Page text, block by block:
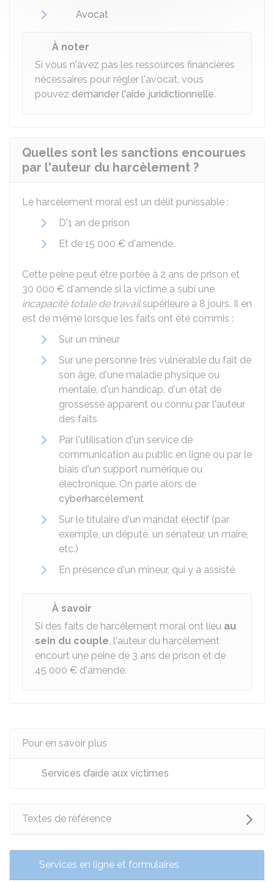
Avocat
À noter
Si vous n'avez pas les ressources financières
nécessaires pour régler l'avocat, vous
pouvez demander l'aide juridictionnelle.
Quelles sont les sanctions encourues
par l'auteur du harcèlement ?
Le harcèlement moral est un délit punissable :
D'1 an de prison
Et de 15 000 € d'amende.
Cette peine peut être portée à 2 ans de prison et
30 000 € d'amende si la victime a subi une
incapacité totale de travailsupérieure à 8 jours. Il en
est de même lorsque les faits ont été commis :
Sur un mineur
Sur une personne très vulnérable du fait de
son âge, d'une maladie physique ou
mentale, d'un handicap, d'un état de
grossesse apparent ou connu par l'auteur
des faits
Par l'utilisation d'un service de
communication au public en ligne ou par le
biais d'un support numérique ou
électronique. On parle alors de
cyberharcèlement
Sur le titulaire d'un mandat électif (par
exemple, un député, un sénateur, un maire,
etc.)
En présence d'un mineur, qui y a assisté.
À savoir
Si des faits de harcèlement moral ont lieu au
sein du couple, l'auteur du harcèlement
encourt une peine de 3 ans de prison et de
45 000 € d'amende.
Pour en savoir plus
Services d’aide aux victimes
Textes de référence
Services en ligne et formulaires